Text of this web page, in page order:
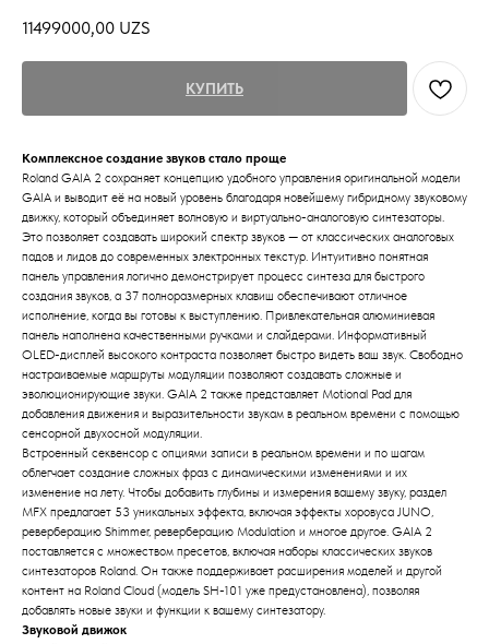
11499000,00 UZS
КУПИТЬ
Комплексное создание звуков стало проще
Roland GAIA 2 сохраняет концепцию удобного управления оригинальной модели
GAIA и выводит её на новый уровень благодаря новейшему гибридному звуковому
движку, который объединяет волновую и виртуально-аналоговую синтезаторы.
Это позволяет создавать широкий спектр звуков — от классических аналоговых
падов и лидов до современных электронных текстур. Интуитивно понятная
панель управления логично демонстрирует процесс синтеза для быстрого
создания звуков, а 37 полноразмерных клавиш обеспечивают отличное
исполнение, когда вы готовы к выступлению. Привлекательная алюминиевая
панель наполнена качественными ручками и слайдерами. Информативный
OLED-дисплей высокого контраста позволяет быстро видеть ваш звук. Свободно
настраиваемые маршруты модуляции позволяют создавать сложные и
эволюционирующие звуки. GAIA 2 также представляет Motional Pad для
добавления движения и выразительности звукам в реальном времени с помощью
сенсорной двухосной модуляции.
Встроенный секвенсор с опциями записи в реальном времени и по шагам
облегчает создание сложных фраз с динамическими изменениями и их
изменение на лету. Чтобы добавить глубины и измерения вашему звуку, раздел
MFX предлагает 53 уникальных эффекта, включая эффекты хоровуса JUNO,
реверберацию Shimmer, реверберацию Modulation и многое другое. GAIA 2
поставляется с множеством пресетов, включая наборы классических звуков
синтезаторов Roland. Он также поддерживает расширения моделей и другой
контент на Roland Cloud (модель SH-101 уже предустановлена), позволяя
добавлять новые звуки и функции к вашему синтезатору.
Звуковой движок